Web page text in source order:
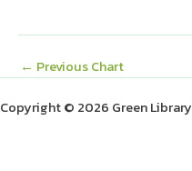
← Previous Chart
Copyright © 2026 Green